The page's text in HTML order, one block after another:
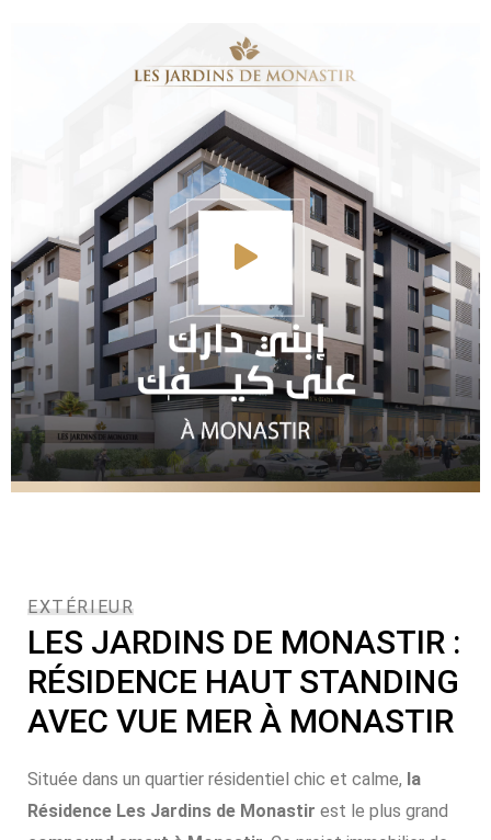
EXTÉRIEUR
LES JARDINS DE MONASTIR :
RÉSIDENCE HAUT STANDING
AVEC VUE MER À MONASTIR
Située dans un quartier résidentiel chic et calme, la
Résidence Les Jardins de Monastir est le plus grand